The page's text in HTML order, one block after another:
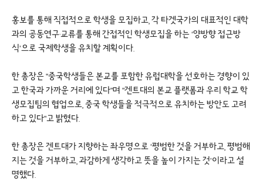
홍보를 통해 직접적으로 학생을 모집하고, 각 타겟국가의 대표적인 대학
과의 공동연구·교류를 통해 간접적인 학생모집을 하는 ‘양방향 접근방
식’으로 국제학생을 유치할 계획이다.
한 총장은 "중국학생들은 본교를 포함한 유럽대학을 선호하는 경향이 있
고 한국과 가까운 거리에 있다"며 "겐트대의 본교 플랫폼과 우리 학교 학
생모집팀의 협업으로, 중국 학생들을 적극적으로 유치하는 방안도 고려
하고 있다"고 밝혔다.
한 총장은 겐트대가 지향하는 좌우명으로 ‘평범한 것을 거부하고, 평범해
지는 것을 거부하고, 과감하게 생각하고 뜻을 높이 가지는 것’이라고 설
명했다.